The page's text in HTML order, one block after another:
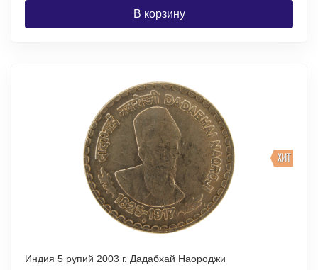
В корзину
ХИТ
Индия 5 рупий 2003 г. Дадабхай Наороджи